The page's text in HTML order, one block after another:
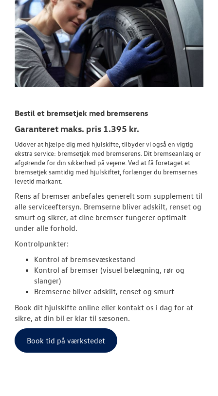
Bestil et bremsetjek med bremserens
Garanteret maks. pris 1.395 kr.
Udover at hjælpe dig med hjulskifte, tilbyder vi også en vigtig
ekstra service: bremsetjek med bremserens. Dit bremseanlæg er
afgørende for din sikkerhed på vejene. Ved at få foretaget et
bremsetjek samtidig med hjulskiftet, forlænger du bremsernes
levetid markant.
Rens af bremser anbefales generelt som supplement til
alle serviceeftersyn. Bremserne bliver adskilt, renset og
smurt og sikrer, at dine bremser fungerer optimalt
under alle forhold.
Kontrolpunkter:
Kontrol af bremsevæskestand
Kontrol af bremser (visuel belægning, rør og
slanger)
Bremserne bliver adskilt, renset og smurt
Book dit hjulskifte online eller kontakt os i dag for at
sikre, at din bil er klar til sæsonen.
Book tid på værkstedet